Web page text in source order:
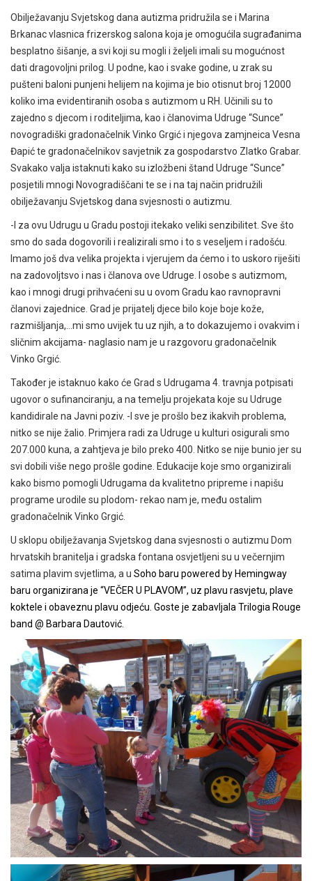
Obilježavanju Svjetskog dana autizma pridružila se i Marina
Brkanac vlasnica frizerskog salona koja je omogućila sugrađanima
besplatno šišanje, a svi koji su mogli i željeli imali su mogućnost
dati dragovoljni prilog. U podne, kao i svake godine, u zrak su
pušteni baloni punjeni helijem na kojima je bio otisnut broj 12000
koliko ima evidentiranih osoba s autizmom u RH. Učinili su to
zajedno s djecom i roditeljima, kao i članovima Udruge “Sunce”
novogradiški gradonačelnik Vinko Grgić i njegova zamjneica Vesna
Đapić te gradonačelnikov savjetnik za gospodarstvo Zlatko Grabar.
Svakako valja istaknuti kako su izložbeni štand Udruge “Sunce”
posjetili mnogi Novogradiščani te se i na taj način pridružili
obilježavanju Svjetskog dana svjesnosti o autizmu.
-I za ovu Udrugu u Gradu postoji itekako veliki senzibilitet. Sve što
smo do sada dogovorili i realizirali smo i to s veseljem i radošću.
Imamo još dva velika projekta i vjerujem da ćemo i to uskoro riješiti
na zadovoljtsvo i nas i članova ove Udruge. I osobe s autizmom,
kao i mnogi drugi prihvaćeni su u ovom Gradu kao ravnopravni
članovi zajednice. Grad je prijatelj djece bilo koje boje kože,
razmišljanja,…mi smo uvijek tu uz njih, a to dokazujemo i ovakvim i
sličnim akcijama- naglasio nam je u razgovoru gradonačelnik
Vinko Grgić.
Također je istaknuo kako će Grad s Udrugama 4. travnja potpisati
ugovor o sufinanciranju, a na temelju projekata koje su Udruge
kandidirale na Javni poziv. -I sve je prošlo bez ikakvih problema,
nitko se nije žalio. Primjera radi za Udruge u kulturi osigurali smo
207.000 kuna, a zahtjeva je bilo preko 400. Nitko se nije bunio jer su
svi dobili više nego prošle godine. Edukacije koje smo organizirali
kako bismo pomogli Udrugama da kvalitetno pripreme i napišu
programe urodile su plodom- rekao nam je, među ostalim
gradonačelnik Vinko Grgić.
U sklopu obilježavanja Svjetskog dana svjesnosti o autizmu Dom
hrvatskih branitelja i gradska fontana osvjetljeni su u večernjim
satima plavim svjetlima, a u Soho baru powered by Hemingway
baru organizirana je “VEČER U PLAVOM”, uz plavu rasvjetu, plave
koktele i obaveznu plavu odjeću. Goste je zabavljala Trilogia Rouge
band @ Barbara Dautović.